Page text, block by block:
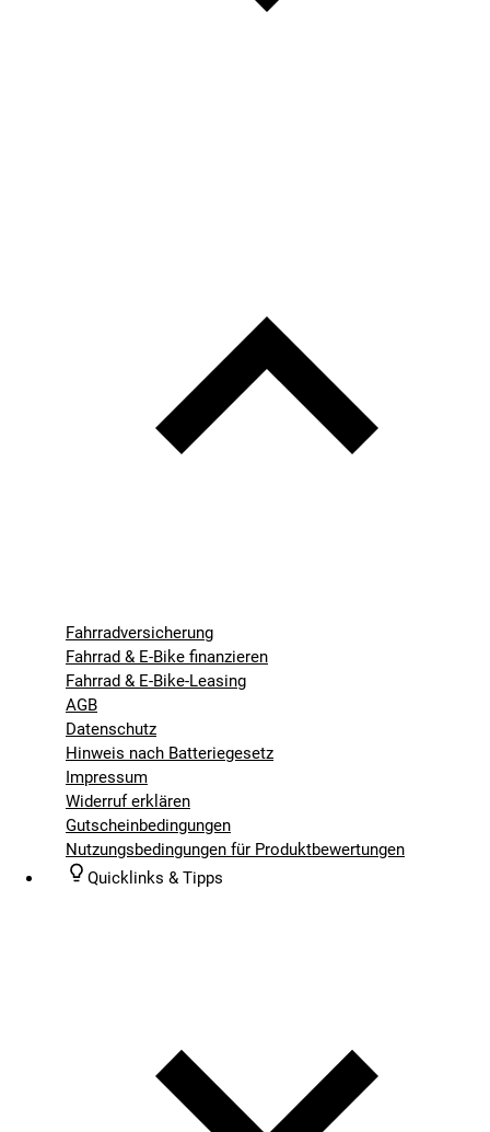
Fahrradversicherung
Fahrrad & E-Bike finanzieren
Fahrrad & E-Bike-Leasing
AGB
Datenschutz
Hinweis nach Batteriegesetz
Impressum
Widerruf erklären
Gutscheinbedingungen
Nutzungsbedingungen für Produktbewertungen
Quicklinks & Tipps